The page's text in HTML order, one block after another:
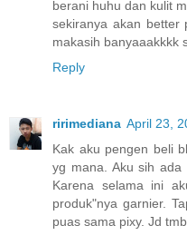
berani huhu dan kulit
sekiranya akan better
makasih banyaaakkkk
Reply
ririmediana April 23,
Kak aku pengen beli
yg mana. Aku sih ada
Karena selama ini
produk"nya garnier.
puas sama pixy. Jd